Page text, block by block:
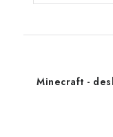
Minecraft -